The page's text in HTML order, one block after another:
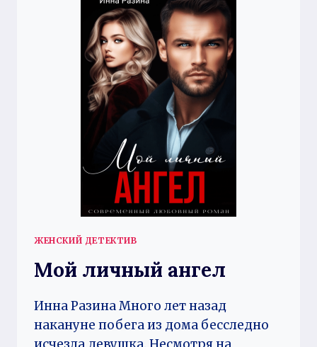
ВЛАСТИ
ДОЛГА
ЖЕНСКИЙ ДЕТЕКТИВ
Мой личный ангел
Инна Разина Много лет назад
накануне побега из дома бесследно